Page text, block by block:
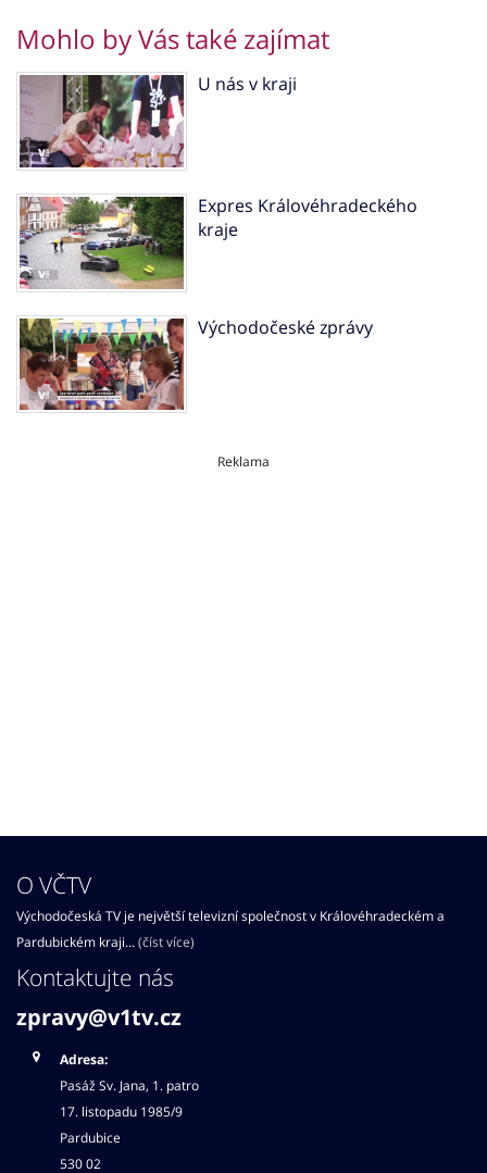
Mohlo by Vás také zajímat
U nás v kraji
Expres Královéhradeckého
kraje
Východočeské zprávy
Reklama
O VČTV
Východočeská TV je největší televizní společnost v Královéhradeckém a
Pardubickém kraji...(číst více)
Kontaktujte nás
zpravy@v1tv.cz
Adresa:
Pasáž Sv. Jana, 1. patro
17. listopadu 1985/9
Pardubice
530 02